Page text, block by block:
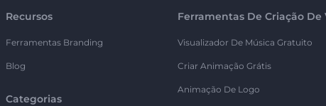
Recursos
Ferramentas Branding
Blog
Categorias
Ferramentas De Criação De
Visualizador De Música Gratuito
Criar Animação Grátis
Animação De Logo